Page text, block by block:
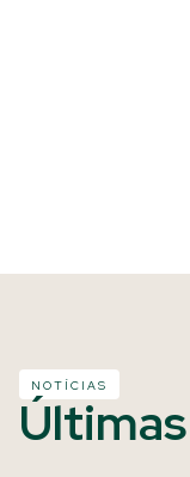
NOTÍCIAS